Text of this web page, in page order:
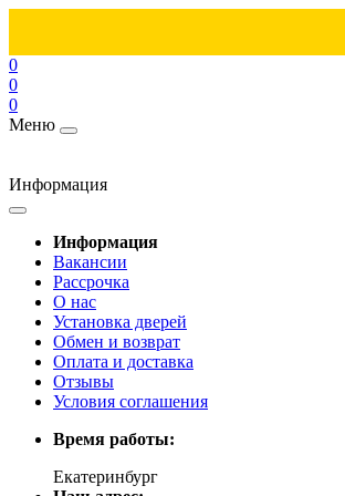
0
0
0
Меню
Информация
Информация
Вакансии
Рассрочка
О нас
Установка дверей
Обмен и возврат
Оплата и доставка
Отзывы
Условия соглашения
Время работы:
Екатеринбург